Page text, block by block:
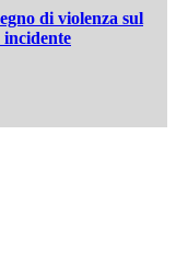
di violenza sul